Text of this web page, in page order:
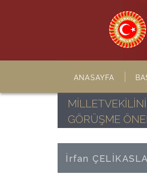
ANASAYFA
GÖRÜŞME
İrfan